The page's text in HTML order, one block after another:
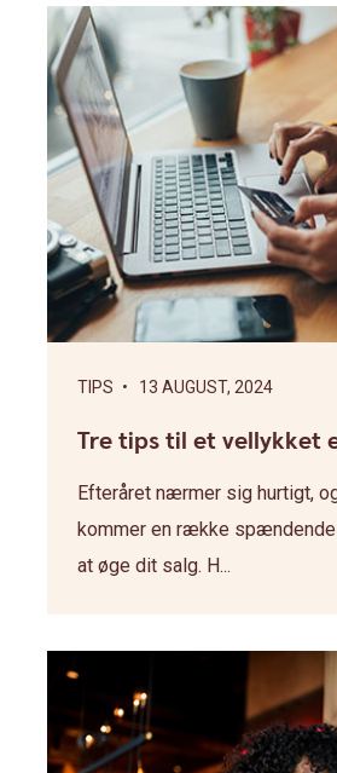
TIPS • 13 AUGUST, 2024
Tre tips til et vellykket
Efteråret nærmer sig hurtigt,
kommer en række
at øge dit salg. H...